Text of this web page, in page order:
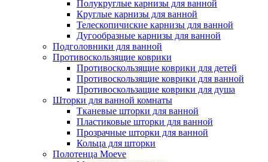
Полукруглые карнизы для ванной
Круглые карнизы для ванной
Телескопичиские карнизы для ванной
Дугообразные карнизы для ванной
Подголовники для ванной
Противоскользящие коврики
Противоскользящие коврики для детей
Противоскользящие коврики для ванной
Противоскользащие коврики для душа
Шторки для ванной комнаты
Тканевые шторки для ванной
Пластиковые шторки для ванной
Прозрачные шторки для ванной
Кольца для шторки
Полотенца Moeve